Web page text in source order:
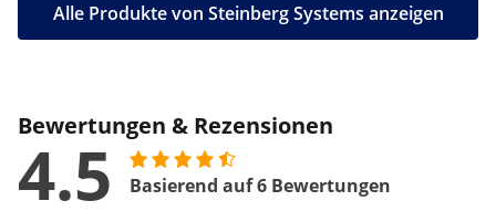
Alle Produkte von Steinberg Systems anzeigen
Bewertungen & Rezensionen
4.5 Basierend auf 6 Bewertungen